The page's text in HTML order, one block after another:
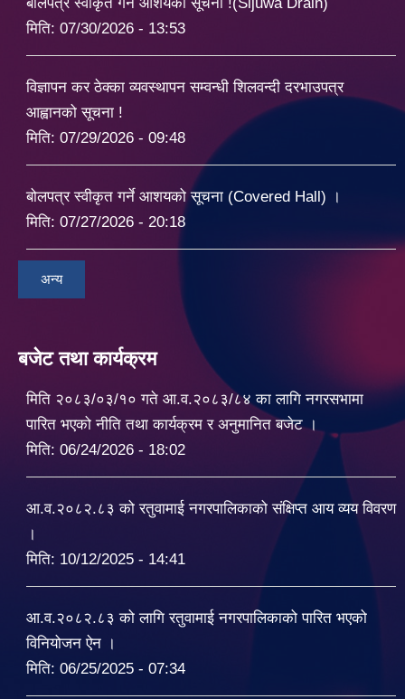
मिति: 07/30/2026 - 13:53
विज्ञापन कर ठेक्का व्यवस्थापन सम्वन्धी शिलवन्दी दरभाउपत्र
आह्वानको सूचना !
मिति: 07/29/2026 - 09:48
बोलपत्र स्वीकृत गर्ने आशयको सूचना (Covered Hall) ।
मिति: 07/27/2026 - 20:18
अन्य
बजेट तथा कार्यक्रम
मिति २०८३/०३/१० गते आ.व.२०८३/८४ का लागि नगरसभामा
पारित भएको नीति तथा कार्यक्रम र अनुमानित बजेट ।
मिति: 06/24/2026 - 18:02
आ.व.२०८२.८३ को रतुवामाई नगरपालिकाको संक्षिप्त आय व्यय विवरण
।
मिति: 10/12/2025 - 14:41
आ.व.२०८२.८३ को लागि रतुवामाई नगरपालिकाको पारित भएको
विनियोजन ऐन ।
मिति: 06/25/2025 - 07:34